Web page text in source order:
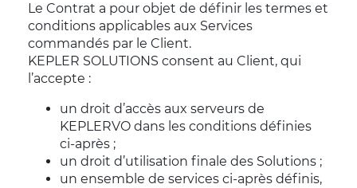
Le Contrat a pour objet de définir les termes et
conditions applicables aux Services
commandés par le Client.
KEPLER SOLUTIONS consent au Client, qui
l’accepte :
un droit d’accès aux serveurs de
KEPLERVO dans les conditions définies
ci-après ;
un droit d’utilisation finale des Solutions ;
un ensemble de services ci-après définis,